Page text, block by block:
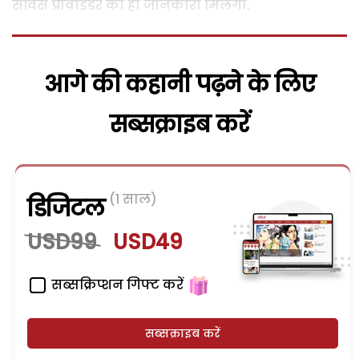
सर्विस प्रोवाइडर की ही जानकारी मिलेगी.
आगे की कहानी पढ़ने के लिए
सब्सक्राइब करें
डिजिटल (1 साल)
USD99 USD49
सब्सक्रिप्शन गिफ्ट करें
सब्सक्राइब करें